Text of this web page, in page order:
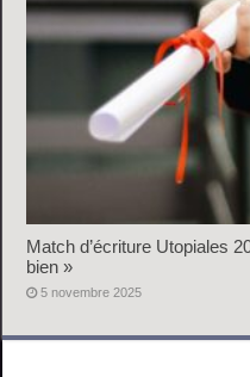
Match d’écriture Utopiales
bien »
5 novembre 2025